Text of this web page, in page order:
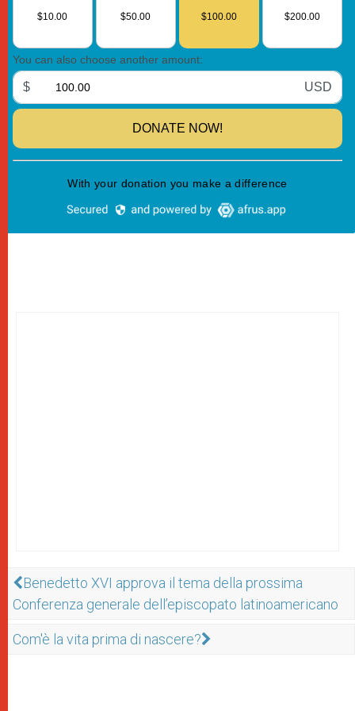
Benedetto XVI approva il tema della prossima
Conferenza generale dell’episcopato latinoamericano
Com'è la vita prima di nascere?